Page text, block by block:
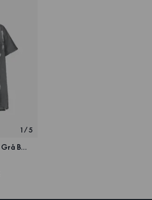
1 /5
Frottéponcho Räka Grå Barn